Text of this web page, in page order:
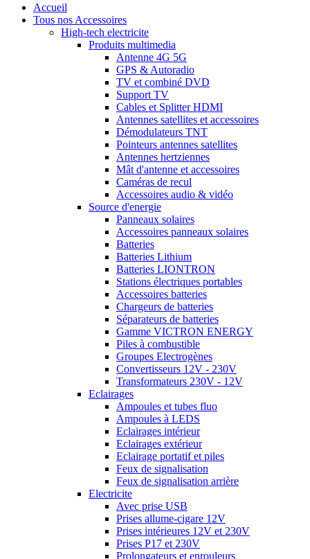
Accueil
Tous nos Accessoires
High-tech electricite
Produits multimedia
Antenne 4G 5G
GPS & Autoradio
TV et combiné DVD
Support TV
Cables et Splitter HDMI
Antennes satellites et accessoires
Démodulateurs TNT
Pointeurs antennes satellites
Antennes hertziennes
Mât d'antenne et accessoires
Caméras de recul
Accessoires audio & vidéo
Source d'energie
Panneaux solaires
Accessoires panneaux solaires
Batteries
Batteries Lithium
Batteries LIONTRON
Stations électriques portables
Accessoires batteries
Chargeurs de batteries
Séparateurs de batteries
Gamme VICTRON ENERGY
Piles à combustible
Groupes Electrogènes
Convertisseurs 12V - 230V
Transformateurs 230V - 12V
Eclairages
Ampoules et tubes fluo
Ampoules à LEDS
Eclairages intérieur
Eclairages extérieur
Eclairage portatif et piles
Feux de signalisation
Feux de signalisation arrière
Electricite
Avec prise USB
Prises allume-cigare 12V
Prises intérieures 12V et 230V
Prises P17 et 230V
Prolongateurs et enrouleurs